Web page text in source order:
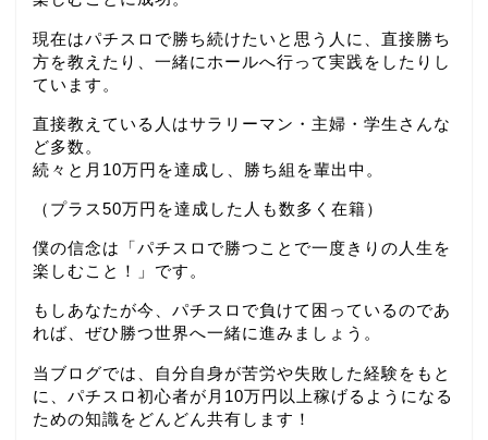
現在はパチスロで勝ち続けたいと思う人に、直接勝ち
方を教えたり、一緒にホールへ行って実践をしたりし
ています。
直接教えている人はサラリーマン・主婦・学生さんな
ど多数。
続々と月10万円を達成し、勝ち組を輩出中。
（プラス50万円を達成した人も数多く在籍）
僕の信念は「パチスロで勝つことで一度きりの人生を
楽しむこと！」です。
もしあなたが今、パチスロで負けて困っているのであ
れば、ぜひ勝つ世界へ一緒に進みましょう。
当ブログでは、自分自身が苦労や失敗した経験をもと
に、パチスロ初心者が月10万円以上稼げるようになる
ための知識をどんどん共有します！